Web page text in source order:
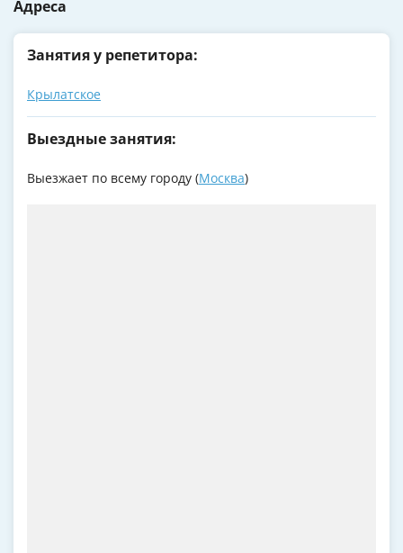
Адреса
Занятия у репетитора:
Крылатское
Выездные занятия:
Выезжает по всему городу (Москва)